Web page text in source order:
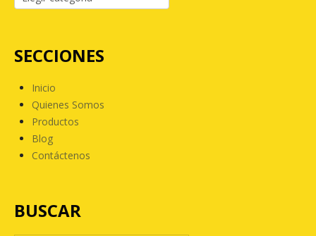
SECCIONES
Inicio
Quienes Somos
Productos
Blog
Contáctenos
BUSCAR